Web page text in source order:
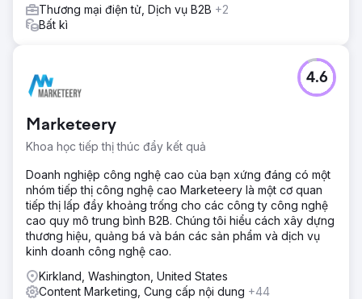
Thương mại điện tử, Dịch vụ B2B +2
Bất kì
Marketeery
Khoa học tiếp thị thúc đẩy kết quả
4.6
Doanh nghiệp công nghệ cao của bạn xứng đáng có một
nhóm tiếp thị công nghệ cao Marketeery là một cơ quan
tiếp thị lấp đầy khoảng trống cho các công ty công nghệ
cao quy mô trung bình B2B. Chúng tôi hiểu cách xây dựng
thương hiệu, quảng bá và bán các sản phẩm và dịch vụ
kinh doanh công nghệ cao.
Kirkland, Washington, United States
Content Marketing, Cung cấp nội dung +44